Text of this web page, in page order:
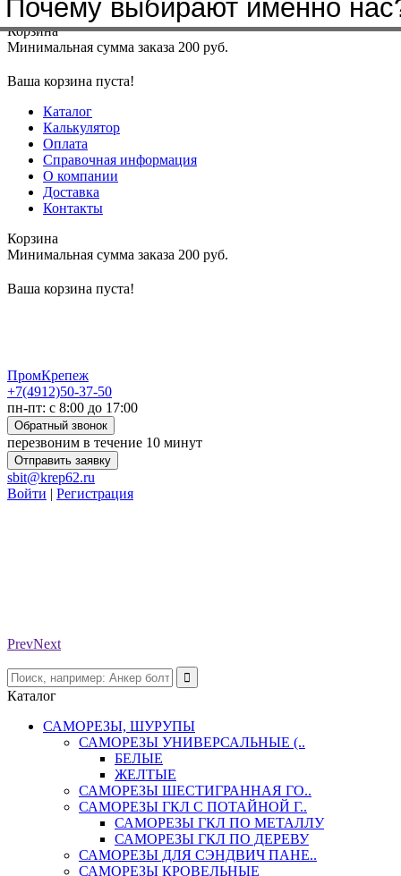
Меню+7(4912)50-37-50sbit@krep62.ru
Корзина
Минимальная сумма заказа 200 руб.
Ваша корзина пуста!
Каталог
Калькулятор
Оплата
Справочная информация
О компании
Доставка
Контакты
Корзина
Минимальная сумма заказа 200 руб.
Ваша корзина пуста!
ПромКрепеж
+7(4912)50-37-50
пн-пт: с 8:00 до 17:00
Обратный звонок
перезвоним в течение 10 минут
Отправить заявку
sbit@krep62.ru
Войти | Регистрация
PrevNext
Каталог
САМОРЕЗЫ, ШУРУПЫ
САМОРЕЗЫ УНИВЕРСАЛЬНЫЕ (..
БЕЛЫЕ
ЖЕЛТЫЕ
САМОРЕЗЫ ШЕСТИГРАННАЯ ГО..
САМОРЕЗЫ ГКЛ С ПОТАЙНОЙ Г..
САМОРЕЗЫ ГКЛ ПО МЕТАЛЛУ
САМОРЕЗЫ ГКЛ ПО ДЕРЕВУ
САМОРЕЗЫ ДЛЯ СЭНДВИЧ ПАНЕ..
САМОРЕЗЫ КРОВЕЛЬНЫЕ
Почему выбирают именно